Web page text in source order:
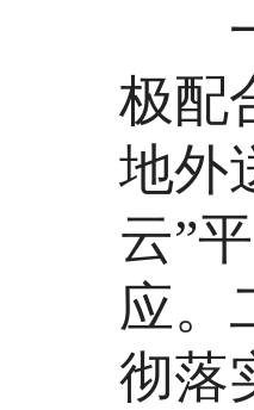
一
极配
地外
云”
应。
彻落